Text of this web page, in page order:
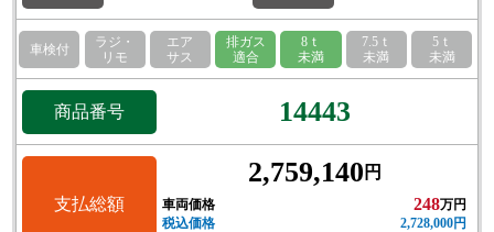
車検付
ラジ・
リモ
エア
サス
排ガス
適合
8ｔ
未満
7.5ｔ
未満
5ｔ
未満
商品番号 14443
支払総額
2,759,140 円
車両価格 248万円
税込価格
2,728,000円